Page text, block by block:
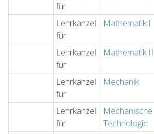
für
Lehrkanzel
für
Mathematik I
Lehrkanzel
für
Mathematik II
Lehrkanzel
für
Mechanik
Lehrkanzel
für
Mechanische
Technologie